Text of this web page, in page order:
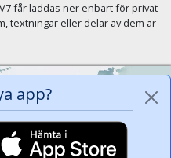
app?
får laddas ner enbart för privat
textningar eller delar av dem är
att Jesus Kristus
till ära. (Fil 2:11)